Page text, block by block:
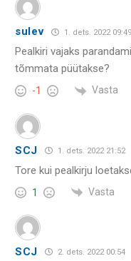
sulev 1. dets. 2022 09:49
Pealkiri vajaks
tõmmata püütakse?
-1 Vasta
SCJ 1. dets. 2022 21:52
Tore kui pealkirju
1 Vasta
SCJ 2. dets. 2022 00:54